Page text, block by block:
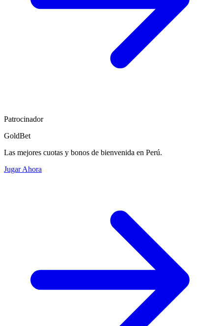
Patrocinador
GoldBet
Las mejores cuotas y bonos de bienvenida en Perú.
Jugar Ahora